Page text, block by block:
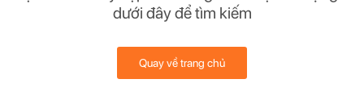
dưới đây để tìm kiếm
Quay về trang chủ